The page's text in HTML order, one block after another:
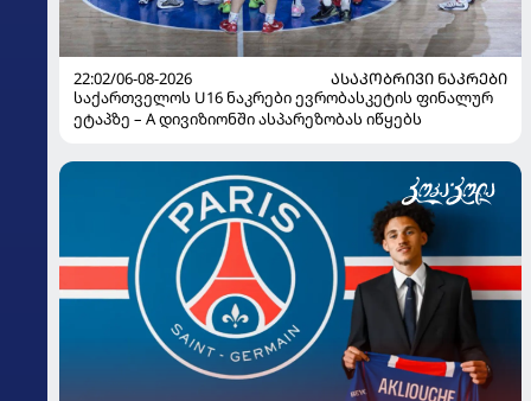
22:02/06-08-2026
ᲐᲡᲐᲙᲝᲑᲠᲘᲕᲘ ᲜᲐᲙᲠᲔᲑᲘ
საქართველოს U16 ნაკრები ევრობასკეტის ფინალურ
ეტაპზე – A დივიზიონში ასპარეზობას იწყებს